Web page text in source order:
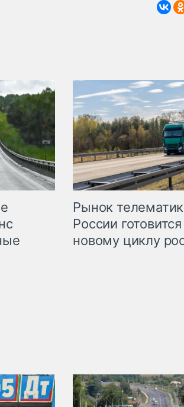
Рынок
России
новому циклу